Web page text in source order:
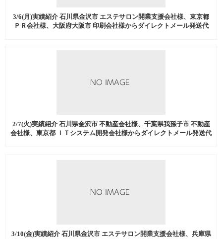
3/6(月)実績紹介 石川県金沢市 エステサロン開業支援会社様、東京都
ＰＲ会社様、大阪府大阪市 印刷会社様からダイレクトメール発送代
2/7(火)実績紹介 石川県金沢市 不動産会社様、千葉県我孫子市 不動産
会社様、東京都 ＩＴシステム開発会社様からダイレクトメール発送代
3/10(金)実績紹介 石川県金沢市 エステサロン開業支援会社様、兵庫県